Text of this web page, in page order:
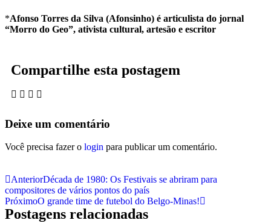
*Afonso Torres da Silva (Afonsinho) é articulista do jornal
“Morro do Geo”, ativista cultural, artesão e escritor
Compartilhe esta postagem
Deixe um comentário
Você precisa fazer o login para publicar um comentário.
AnteriorDécada de 1980: Os Festivais se abriram para
compositores de vários pontos do país
PróximoO grande time de futebol do Belgo-Minas!
Postagens relacionadas